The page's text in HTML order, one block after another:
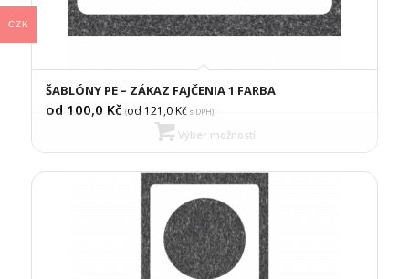
ŠABLÓNY PE – ZÁKAZ FAJČENIA 1 FARBA
od 100,0 Kč (od 121,0Kčs DPH)
Výber možností
CZK